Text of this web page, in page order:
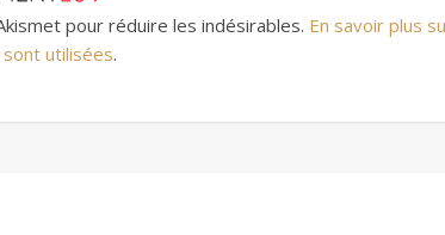
pour réduire les indésirables. En savoir plus
utilisées.